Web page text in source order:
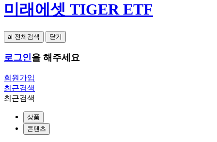
미래에셋 TIGER ETF
ai 전체검색 닫기
로그인을 해주세요
회원가입
최근검색
최근검색
상품
콘텐츠